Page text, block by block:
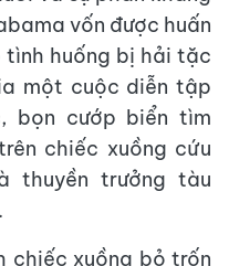
vốn được huấn
huống bị hải tặc
một cuộc diễn tập
bọn cướp biển tìm
chiếc xuồng cứu
thuyền trưởng tàu
chiếc xuồng bỏ trốn